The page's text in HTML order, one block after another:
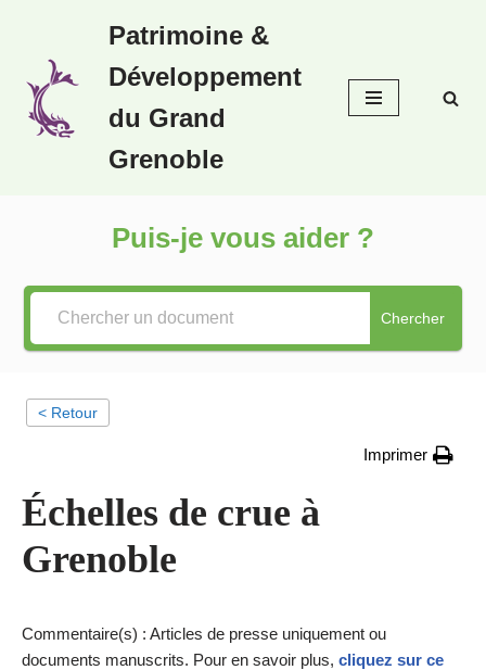
au
contenu
Patrimoine &
Développement
du Grand
Grenoble
Puis-je vous aider ?
Chercher
< Retour
Imprimer
Échelles de crue à
Grenoble
Commentaire(s) : Articles de presse uniquement ou
documents manuscrits. Pour en savoir plus, cliquez sur ce